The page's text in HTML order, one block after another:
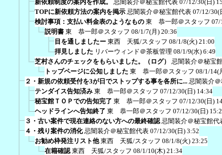
新依頼制度の案内を作成。
忌闇装介＠秘宝館代表 07/12/30(日)
TOPに新依頼方法の案内を掲示 忌闇装介＠秘宝館代表 07/12/30(
検討事項：支払い料金表のようなもの 東 恭一郎＠スタッフ 07/
説明書 東 恭一郎＠スタッフ 08/1/7(月) 20:36
目を通しましたー 東西 天狐/スタッフ 08/1/8(火) 21:00
拝見しました リバーウィンド＠茶板管理 08/1/9(水) 6:49
芝村さんのチェックをもらいました。（ログ）
忌闇装介＠秘宝
トップページに公知しました 東 恭一郎＠スタッフ 08/1/14(
２・新規の依頼受付を3が日でストップする事を各所に... 忌闇装介
テンダイス告知済み 東 恭一郎＠スタッフ 07/12/30(日) 14:34
秘宝館ＴＯＰでの告知完了 東 恭一郎＠スタッフ 07/12/30(日)
ヘッドラインへ告知終了 東 恭一郎＠スタッフ 07/12/30(日)
３・古い案件で現在連絡のない方への最終確認 忌闇装介＠秘宝館代
４・残り案件の消化 忌闇装介＠秘宝館代表 07/12/30(日) 3:52
お勧め枠発注リスト他 東西 天狐/スタッフ 08/1/8(火) 23:25
在籍確認 東西 天狐/スタッフ 08/1/10(木) 21:34